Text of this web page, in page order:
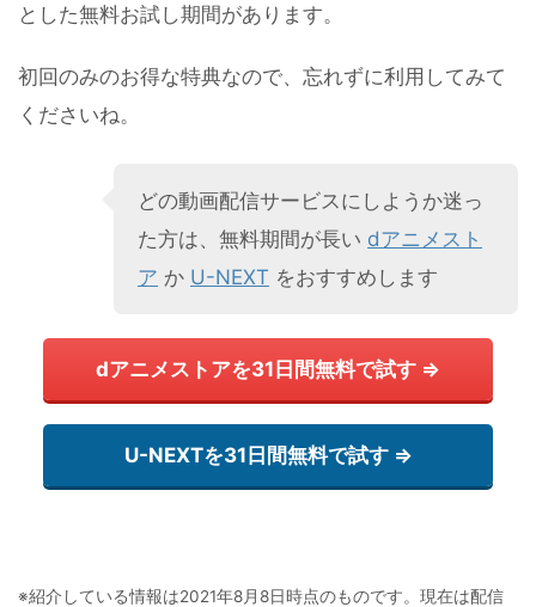
とした無料お試し期間があります。
初回のみのお得な特典なので、忘れずに利用してみて
くださいね。
どの動画配信サービスにしようか迷っ
た方は、無料期間が長い dアニメスト
ア か U-NEXT をおすすめします
dアニメストアを31日間無料で試す ⇒
U-NEXTを31日間無料で試す ⇒
※紹介している情報は2021年8月8日時点のものです。現在は配信